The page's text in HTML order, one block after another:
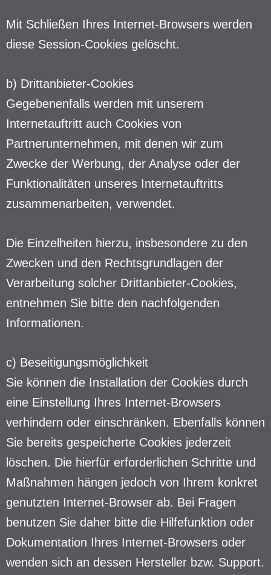
Mit Schließen Ihres Internet-Browsers werden
diese Session-Cookies gelöscht.
b) Drittanbieter-Cookies
Gegebenenfalls werden mit unserem
Internetauftritt auch Cookies von
Partnerunternehmen, mit denen wir zum
Zwecke der Werbung, der Analyse oder der
Funktionalitäten unseres Internetauftritts
zusammenarbeiten, verwendet.
Die Einzelheiten hierzu, insbesondere zu den
Zwecken und den Rechtsgrundlagen der
Verarbeitung solcher Drittanbieter-Cookies,
entnehmen Sie bitte den nachfolgenden
Informationen.
c) Beseitigungsmöglichkeit
Sie können die Installation der Cookies durch
eine Einstellung Ihres Internet-Browsers
verhindern oder einschränken. Ebenfalls können
Sie bereits gespeicherte Cookies jederzeit
löschen. Die hierfür erforderlichen Schritte und
Maßnahmen hängen jedoch von Ihrem konkret
genutzten Internet-Browser ab. Bei Fragen
benutzen Sie daher bitte die Hilfefunktion oder
Dokumentation Ihres Internet-Browsers oder
wenden sich an dessen Hersteller bzw. Support.